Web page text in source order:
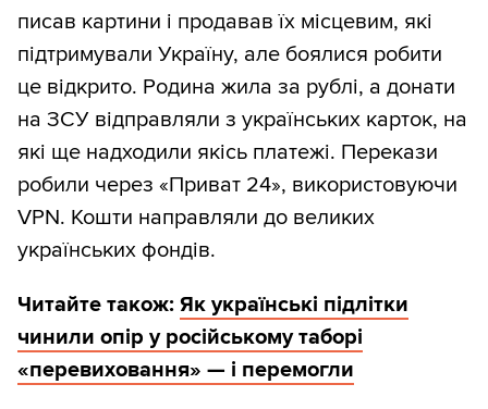
писав картини і продавав їх місцевим, які
підтримували Україну, але боялися робити
це відкрито. Родина жила за рублі, а донати
на ЗСУ відправляли з українських карток, на
які ще надходили якісь платежі. Перекази
робили через «Приват 24», використовуючи
VPN. Кошти направляли до великих
українських фондів.
Читайте також: Як українські підлітки
чинили опір у російському таборі
«перевиховання» — і перемогли